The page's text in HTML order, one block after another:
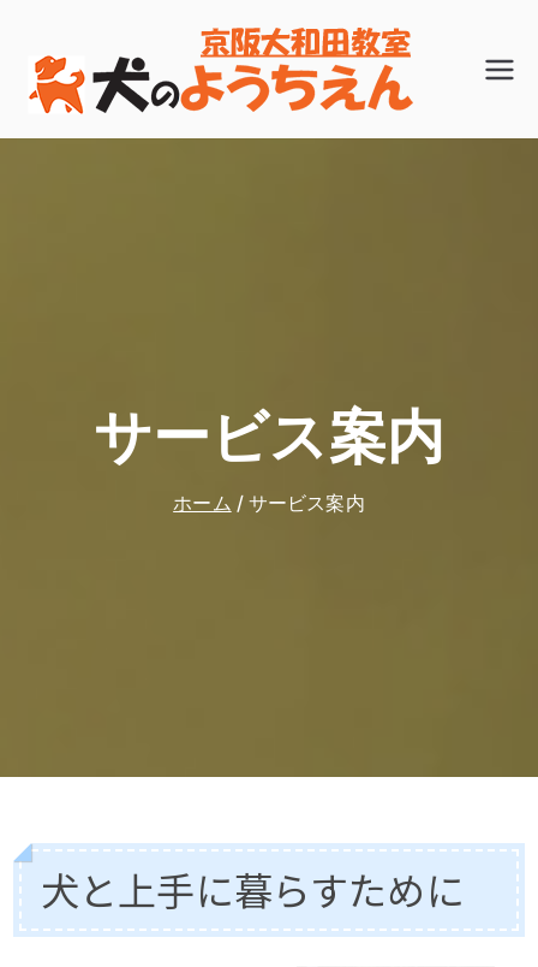
ス
犬のよう
子犬のしつ
「犬のよう
させてあげ
ましょう。
サービス案内
ホーム サービス案内
犬と上手に暮らすために